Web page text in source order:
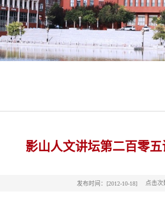
影山人文讲坛第二百零
发布时间：[2012-10-18] 点击次